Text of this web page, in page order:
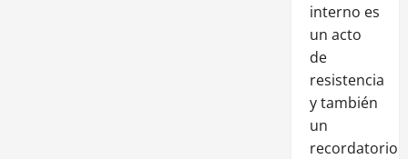
interno es
un acto
de
resistencia
y también
un
recordatorio